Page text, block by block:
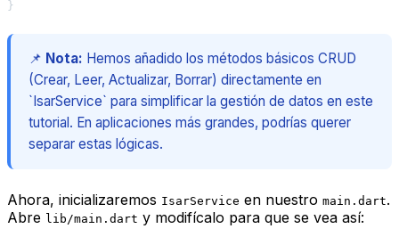
📌 Nota: Hemos añadido los métodos básicos CRUD
(Crear, Leer, Actualizar, Borrar) directamente en
`IsarService` para simplificar la gestión de datos en este
tutorial. En aplicaciones más grandes, podrías querer
separar estas lógicas.
Ahora, inicializaremos IsarService en nuestro main.dart.
Abre lib/main.dart y modifícalo para que se vea así: